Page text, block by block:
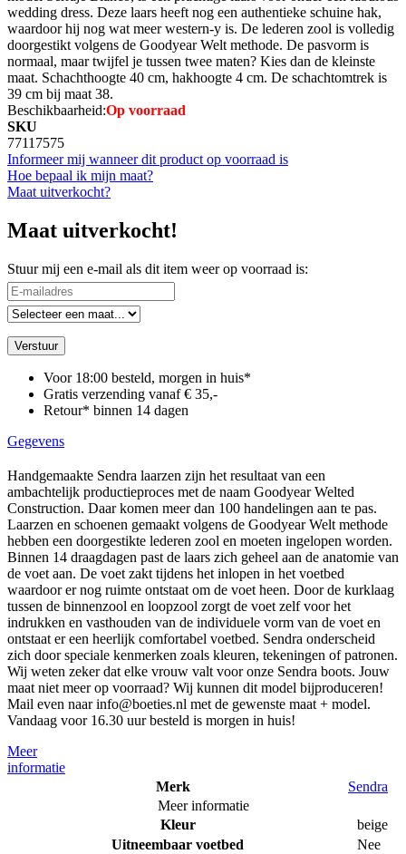
wedding dress. Deze laars heeft nog een authentieke schuine hak,
waardoor hij nog wat meer western-y is. De lederen zool is volledig
doorgestikt volgens de Goodyear Welt methode. De pasvorm is
normaal, maar twijfel je tussen twee maten? Kies dan de kleinste
maat. Schachthoogte 40 cm, hakhoogte 4 cm. De schachtomtrek is
39 cm bij maat 38.
Beschikbaarheid:Op voorraad
SKU
77117575
Informeer mij wanneer dit product op voorraad is
Hoe bepaal ik mijn maat?
Maat uitverkocht?
Maat uitverkocht!
Stuur mij een e-mail als dit item weer op voorraad is:
Verstuur
Voor 18:00 besteld, morgen in huis*
Gratis verzending vanaf € 35,-
Retour* binnen 14 dagen
Gegevens
Handgemaakte Sendra laarzen zijn het resultaat van een
ambachtelijk productieproces met de naam Goodyear Welted
Construction. Daar komen meer dan 100 handelingen aan te pas.
Laarzen en schoenen gemaakt volgens de Goodyear Welt methode
hebben een doorgestikte lederen zool en moeten ingelopen worden.
Binnen 14 draagdagen past de laars zich geheel aan de anatomie van
de voet aan. De voet zakt tijdens het inlopen in het voetbed
waardoor er nog ruimte ontstaat om de voet heen. Door de kurklaag
tussen de binnenzool en loopzool zorgt de voet zelf voor het
indrukken en vasthouden van de individuele vorm van de voet en
ontstaat er een heerlijk comfortabel voetbed. Sendra onderscheid
zich door speciale kenmerken zoals kleuren, tekeningen of patronen.
Wij weten zeker dat elke vrouw valt voor onze Sendra boots. Jouw
maat niet meer op voorraad? Wij kunnen dit model bijproduceren!
Mail even naar info@boeties.nl met de gewenste maat + model.
Vandaag voor 16.30 uur besteld is morgen in huis!
Meer
informatie
Merk
Sendra
Meer informatie
Kleur
beige
Uitneembaar voetbed
Nee